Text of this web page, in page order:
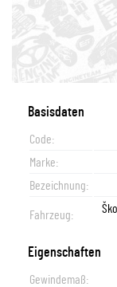
Basisdaten
Code:
Marke:
Bezeichnung:
Fahrzeug:
Eigenschaften
Gewindemaß: